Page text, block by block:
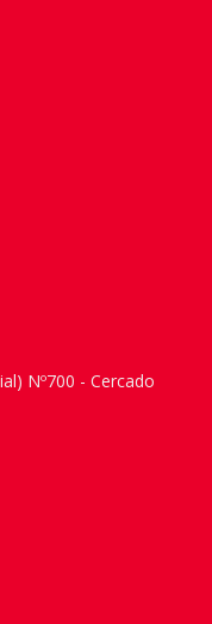
Nº700 - Cercado